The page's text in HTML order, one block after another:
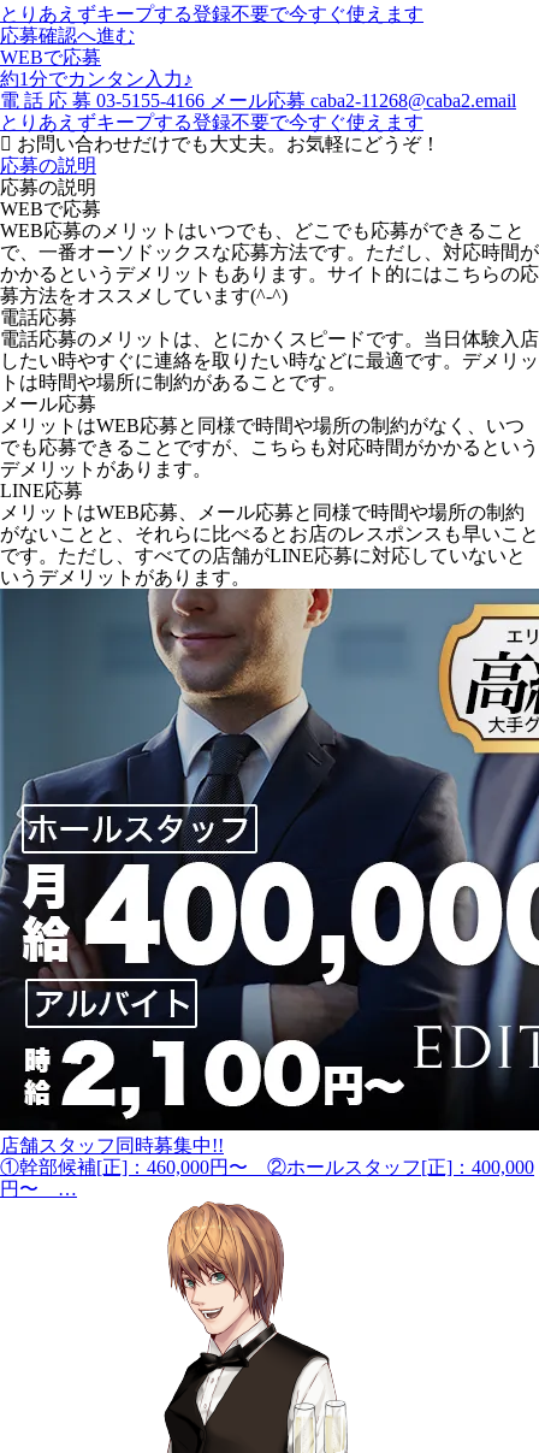
とりあえずキープする登録不要で今すぐ使えます
応募確認へ進む
WEBで応募
約1分でカンタン入力♪
電 話 応 募 03-5155-4166 メール応募 caba2-11268@caba2.email
とりあえずキープする登録不要で今すぐ使えます
お問い合わせだけでも大丈夫。お気軽にどうぞ！
応募の説明
応募の説明
WEBで応募
WEB応募のメリットはいつでも、どこでも応募ができること
で、一番オーソドックスな応募方法です。ただし、対応時間が
かかるというデメリットもあります。サイト的にはこちらの応
募方法をオススメしています(^-^)
電話応募
電話応募のメリットは、とにかくスピードです。当日体験入店
したい時やすぐに連絡を取りたい時などに最適です。デメリッ
トは時間や場所に制約があることです。
メール応募
メリットはWEB応募と同様で時間や場所の制約がなく、いつ
でも応募できることですが、こちらも対応時間がかかるという
デメリットがあります。
LINE応募
メリットはWEB応募、メール応募と同様で時間や場所の制約
がないことと、それらに比べるとお店のレスポンスも早いこと
です。ただし、すべての店舗がLINE応募に対応していないと
いうデメリットがあります。
店舗スタッフ同時募集中!!
①幹部候補[正]：460,000円〜 ②ホールスタッフ[正]：400,000
円〜 …